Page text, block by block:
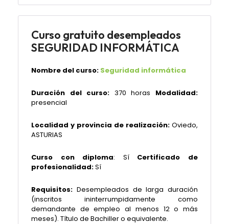
Curso gratuito desempleados
SEGURIDAD INFORMÁTICA
Nombre del curso: Seguridad informática
Duración del curso: 370 horas Modalidad:
presencial
Localidad y provincia de realización: Oviedo,
ASTURIAS
Curso con diploma: Sí Certificado de
profesionalidad:Sí
Requisitos: Desempleados de larga duración
(inscritos ininterrumpidamente como
demandante de empleo al menos 12 o más
meses). Título de Bachiller o equivalente.